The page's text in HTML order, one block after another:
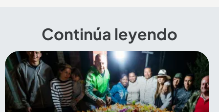
Continúa leyendo